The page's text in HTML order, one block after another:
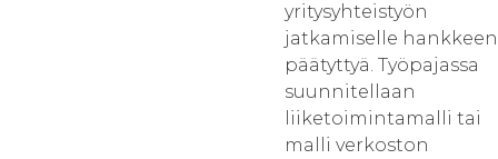
yritysyhteistyön
jatkamiselle hankkeen
päätyttyä. Työpajassa
suunnitellaan
liiketoimintamalli tai
malli verkoston